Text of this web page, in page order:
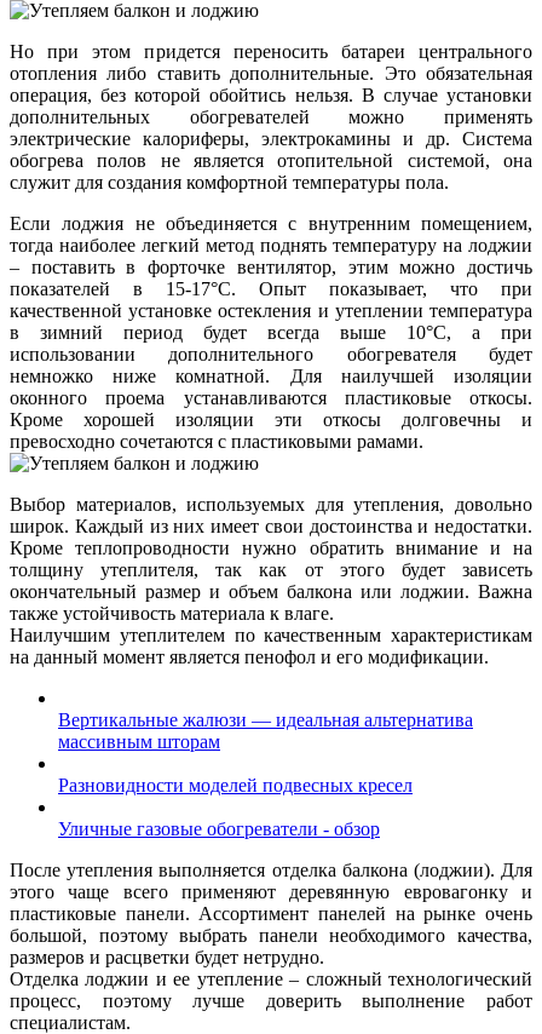
Но при этом придется переносить батареи центрального
отопления либо ставить дополнительные. Это обязательная
операция, без которой обойтись нельзя. В случае установки
дополнительных обогревателей можно применять
электрические калориферы, электрокамины и др. Система
обогрева полов не является отопительной системой, она
служит для создания комфортной температуры пола.
Если лоджия не объединяется с внутренним помещением,
тогда наиболее легкий метод поднять температуру на лоджии
– поставить в форточке вентилятор, этим можно достичь
показателей в 15-17°C. Опыт показывает, что при
качественной установке остекления и утеплении температура
в зимний период будет всегда выше 10°C, а при
использовании дополнительного обогревателя будет
немножко ниже комнатной. Для наилучшей изоляции
оконного проема устанавливаются пластиковые откосы.
Кроме хорошей изоляции эти откосы долговечны и
превосходно сочетаются с пластиковыми рамами.
Выбор материалов, используемых для утепления, довольно
широк. Каждый из них имеет свои достоинства и недостатки.
Кроме теплопроводности нужно обратить внимание и на
толщину утеплителя, так как от этого будет зависеть
окончательный размер и объем балкона или лоджии. Важна
также устойчивость материала к влаге.
Наилучшим утеплителем по качественным характеристикам
на данный момент является пенофол и его модификации.
Вертикальные жалюзи — идеальная альтернатива
массивным шторам
Разновидности моделей подвесных кресел
Уличные газовые обогреватели - обзор
После утепления выполняется отделка балкона (лоджии). Для
этого чаще всего применяют деревянную евровагонку и
пластиковые панели. Ассортимент панелей на рынке очень
большой, поэтому выбрать панели необходимого качества,
размеров и расцветки будет нетрудно.
Отделка лоджии и ее утепление – сложный технологический
процесс, поэтому лучше доверить выполнение работ
специалистам.